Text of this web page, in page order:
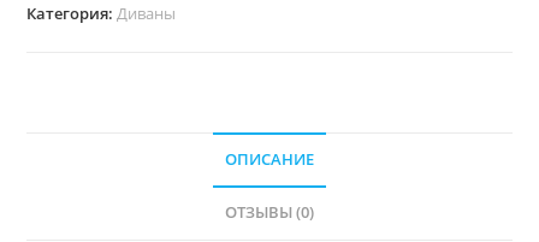
Категория:Диваны
ОПИСАНИЕ
ОТЗЫВЫ (0)